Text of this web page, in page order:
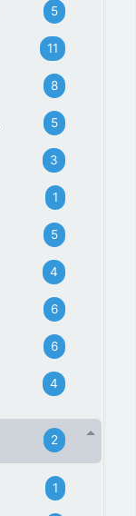
5
11
8
5
3
1
5
4
6
6
4
2
1